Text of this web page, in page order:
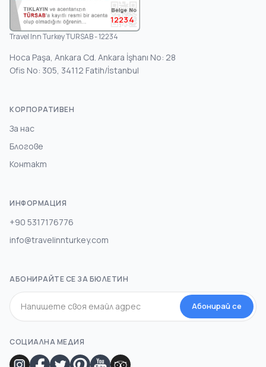
12234
Travel Inn Turkey TURSAB - 12234
Hoca Paşa, Ankara Cd. Ankara İşhanı No: 28
Ofis No: 305, 34112 Fatih/İstanbul
КОРПОРАТИВЕН
За нас
Блогове
Контакт
ИНФОРМАЦИЯ
+90 5317176776
info@travelinnturkey.com
АБОНИРАЙТЕ СЕ ЗА БЮЛЕТИН
Абонирай се
СОЦИАЛНА МЕДИЯ